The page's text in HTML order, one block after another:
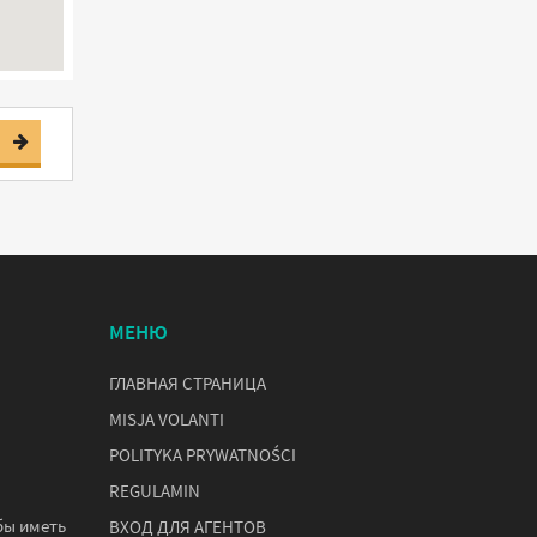
иметь
МЕНЮ
ГЛАВНАЯ СТРАНИЦА
MISJA VOLANTI
POLITYKA PRYWATNOŚCI
REGULAMIN
ВХОД ДЛЯ АГЕНТОВ